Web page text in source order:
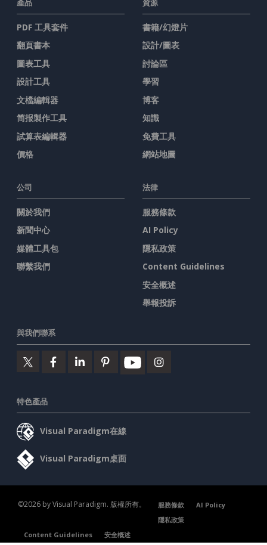
產品
PDF 工具套件
翻頁書本
圖表工具
設計工具
文檔編輯器
简报製作工具
試算表編輯器
價格
資源
書籍/幻燈片
設計/圖表
討論區
學習
博客
知識
免費工具
網站地圖
公司
關於我們
新聞中心
媒體工具包
聯繫我們
法律
服務條款
AI Policy
隱私政策
Content Guidelines
安全概述
舉報投訴
與我們聯系
特色產品
Visual Paradigm在線
Visual Paradigm桌面
©2026 by Visual Paradigm. 版權所有。 服務條款
AI Policy
隱私政策
Content Guidelines
安全概述